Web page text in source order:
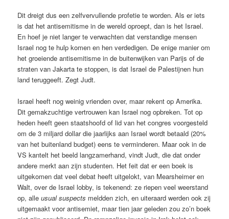
Dit dreigt dus een zelfvervullende profetie te worden. Als er iets
is dat het antisemitisme in de wereld oproept, dan is het Israel.
En hoef je niet langer te verwachten dat verstandige mensen
Israel nog te hulp komen en hen verdedigen. De enige manier om
het groeiende antisemitisme in de buitenwijken van Parijs of de
straten van Jakarta te stoppen, is dat Israel de Palestijnen hun
land teruggeeft. Zegt Judt.
Israel heeft nog weinig vrienden over, maar rekent op Amerika.
Dit gemakzuchtige vertrouwen kan Israel nog opbreken. Tot op
heden heeft geen staatshoofd of lid van het congres voorgesteld
om de 3 miljard dollar die jaarlijks aan Israel wordt betaald (20%
van het buitenland budget) eens te verminderen. Maar ook in de
VS kantelt het beeld langzamerhand, vindt Judt, die dat onder
andere merkt aan zijn studenten. Het feit dat er een boek is
uitgekomen dat veel debat heeft uitgelokt, van Mearsheimer en
Walt, over de Israel lobby, is tekenend: ze riepen veel weerstand
op, alleusual suspects meldden zich, en uiteraard werden ook zij
uitgemaakt voor antisemiet, maar tien jaar geleden zou zo’n boek